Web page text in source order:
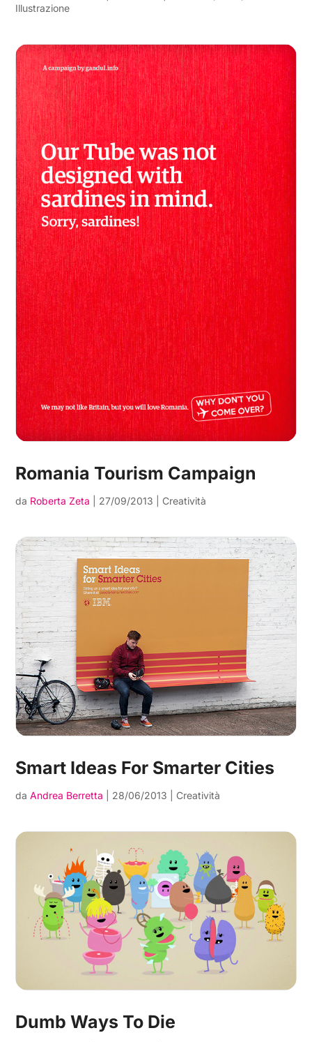
Illustrazione
Romania Tourism Campaign
da Roberta Zeta 27/09/2013 Creatività
Smart Ideas For Smarter Cities
daAndrea Berretta 28/06/2013 Creatività
Dumb Ways To Die